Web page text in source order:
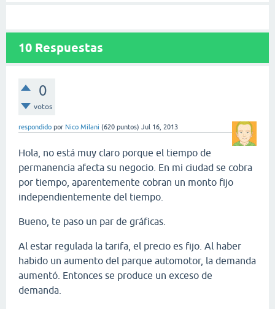
10 Respuestas
0
votos
respondido por Nico Milani (620 puntos) Jul 16, 2013
Hola, no está muy claro porque el tiempo de
permanencia afecta su negocio. En mi ciudad se cobra
por tiempo, aparentemente cobran un monto fijo
independientemente del tiempo.
Bueno, te paso un par de gráficas.
Al estar regulada la tarifa, el precio es fijo. Al haber
habido un aumento del parque automotor, la demanda
aumentó. Entonces se produce un exceso de
demanda.